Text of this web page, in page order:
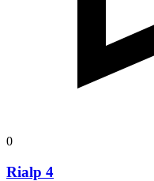
0
Rialp 4